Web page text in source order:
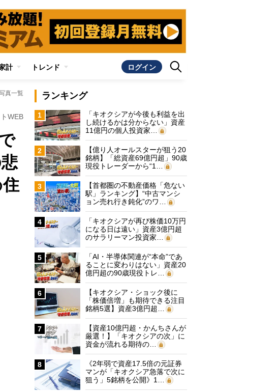
計 トレンド ログイン
真一覧
WEB
ランキング
1
「キオクシアが今後も利益を出
し続けるかは分からない」資産
11億円の個人投資家…
2
【億り人オールスターが狙う20
銘柄】「総資産69億円超」90歳
現役トレーダーから“1…
3
【首都圏の不動産価格「危ない
駅」ランキング】“中古マンシ
ョン売れ行き鈍化”のワ…
4
「キオクシアが再び株価10万円
になる日は遠い」資産3億円超
のサラリーマン投資家…
5
「AI・半導体関連が“本命”であ
ることに変わりはない」資産20
億円超の90歳現役トレ…
6
【キオクシア・ショック後に
「株価倍増」も期待できる注目
銘柄5選】資産3億円超…
7
【資産10億円超・かんちさんが
厳選！】「キオクシアの次」に
資金が流れる期待の…
8
《2年弱で資産17.5倍の元証券
マンが「キオクシア急落で次に
狙う」5銘柄を公開》1…